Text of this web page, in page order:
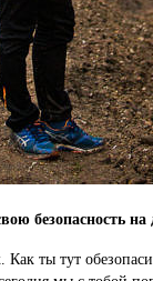
безопасность на
Как ты тут